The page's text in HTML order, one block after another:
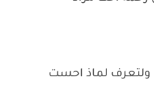
ولتعرف لماذ احست